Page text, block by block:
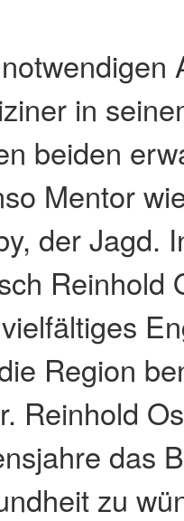
in
beiden
Mentor
der Jagd.
Reinhold
Region
Reinhold
das
zu